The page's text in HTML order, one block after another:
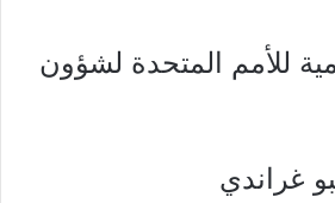
للأمم المتحدة لشؤون
غراندي